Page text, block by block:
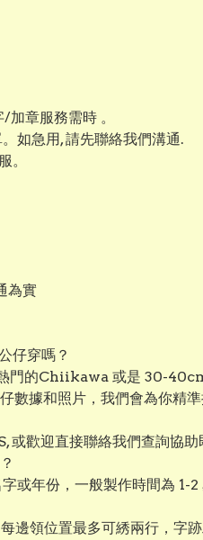
章服務需時 。
如急用, 請先聯絡我們溝通.
。
為實
仔穿嗎？
門的Chiikawa 或是 30-
數據和照片，我們會為你精準
歡迎直接聯絡我們查詢協助
年份，一般製作時間為 1-
邊領位置最多可綉兩行，字跡